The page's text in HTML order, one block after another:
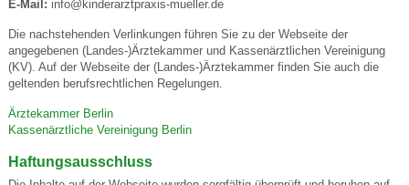
E-Mail: info@kinderarztpraxis-mueller.de
Die nachstehenden Verlinkungen führen Sie zu der Webseite der
angegebenen (Landes-)Ärztekammer und Kassenärztlichen Vereinigung
(KV). Auf der Webseite der (Landes-)Ärztekammer finden Sie auch die
geltenden berufsrechtlichen Regelungen.
Ärztekammer Berlin
Kassenärztliche Vereinigung Berlin
Haftungsausschluss